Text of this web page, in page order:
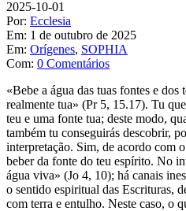
2025-10-01
Por: Ecclesia
Em: 1 de outubro de 2025
Em: Orígenes, SOPHIA
Com: 0 Comentários
«Bebe a água das tuas fontes e dos
realmente tua» (Pr 5, 15.17). Tu
teu e uma fonte tua; deste modo,
também tu conseguirás descobrir,
interpretação. Sim, de acordo com
beber da fonte do teu espírito. No
água viva» (Jo 4, 10); há canais
o sentido espiritual das Escrituras,
com terra e entulho. Neste caso, o